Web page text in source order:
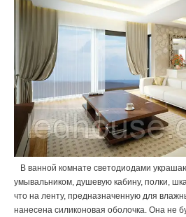
В ванной комнате светодиодами
умывальником, душевую кабину, полки,
что на ленту, предназначенную для
нанесена силиконовая оболочка. Она не